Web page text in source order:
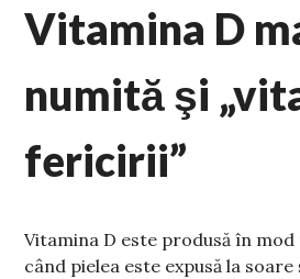
Vitamina D
numită şi
fericirii”
Vitamina D este produsă în mod
când pielea este expusă la soare